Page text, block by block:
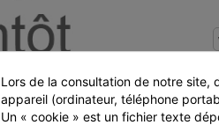
Lors de la consultation de notre site,
appareil (ordinateur, téléphone
Un « cookie » est un fichier texte